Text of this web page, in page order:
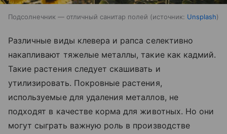
Подсолнечник — отличный санитар полей источник: Unsplash
Различные виды клевера и рапса селективно
накапливают тяжелые металлы, такие как кадмий.
Такие растения следует скашивать и
утилизировать. Покровные растения,
используемые для удаления металлов, не
подходят в качестве корма для животных. Но они
могут сыграть важную роль в производстве